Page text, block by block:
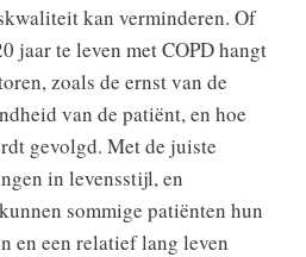
kan verminderen. Of
jaar te leven met COPD hangt
zoals de ernst van de
van de patiënt, en hoe
gevolgd. Met de juiste
in levensstijl, en
sommige patiënten hun
en een relatief lang leven